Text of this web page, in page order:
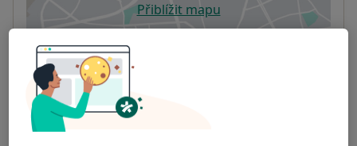
Přiblížit mapuse otevře v nové záložce
Dostupnost
Na této adrese online kalendář není aktivní
Co mám v takové situaci udělat?
Způsoby platby (soukromé návštěvy)